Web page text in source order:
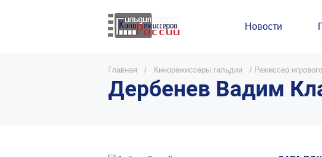
Новости
Главная / Кинорежиссеры гильдии / Режиссер
Дербенев Вадим